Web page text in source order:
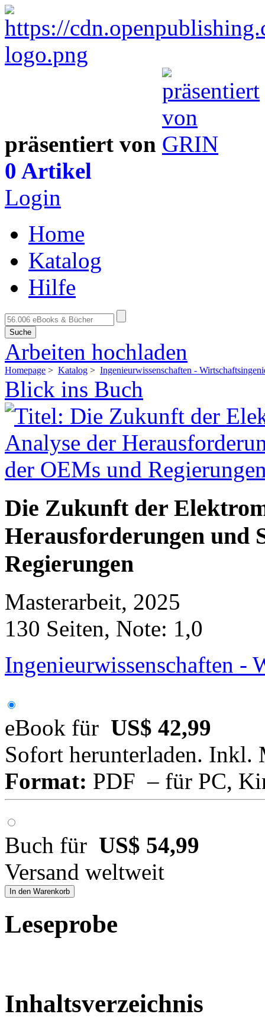
präsentiert von
0 Artikel
Login
Home
Katalog
Hilfe
Suche
Arbeiten hochladen
Homepage > Katalog > Ingenieurwissenschaften -
Blick ins Buch
Die Zukunft der
Herausforderungen und
Regierungen
Masterarbeit, 2025
130 Seiten, Note: 1,0
Ingenieurwissenschaften -
eBook für US$ 42,99
Sofort herunterladen. Inkl.
Format: PDF – für PC,
Buch für US$ 54,99
Versand weltweit
In den Warenkorb
Leseprobe
Inhaltsverzeichnis